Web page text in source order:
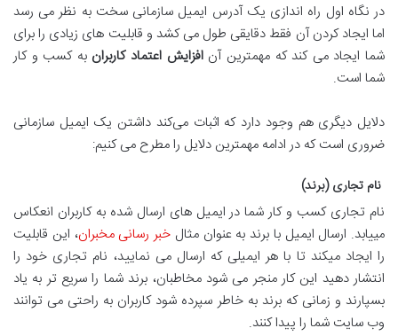
در نگاه اول راه اندازی یک آدرس ایمیل سازمانی سخت به نظر می رسد
اما ایجاد کردن آن فقط دقایقی طول می کشد و قابلیت های زیادی را برای
شما ایجاد می کند که مهمترین آنافزایش اعتماد کاربران به کسب و کار
شما است.
دلایل دیگری هم وجود دارد که اثبات می‌کند داشتن یک ایمیل سازمانی
ضروری است که در ادامه مهمترین دلایل را مطرح می کنیم:
نام تجاری (برند)
نام تجاری کسب و کار شما در ایمیل های ارسال شده به کاربران انعکاس
می­یابد. ارسال ایمیل با برند به عنوان مثال خبر رسانی مخبران، این قابلیت
را ایجاد می­کند تا با هر ایمیلی که ارسال می نمایید، نام تجاری خود را
انتشار دهید این کار منجر می شود مخاطبان، برند شما را سریع تر به یاد
بسپارند و زمانی که برند به خاطر سپرده شود کاربران به راحتی می توانند
وب سایت شما را پیدا کنند.